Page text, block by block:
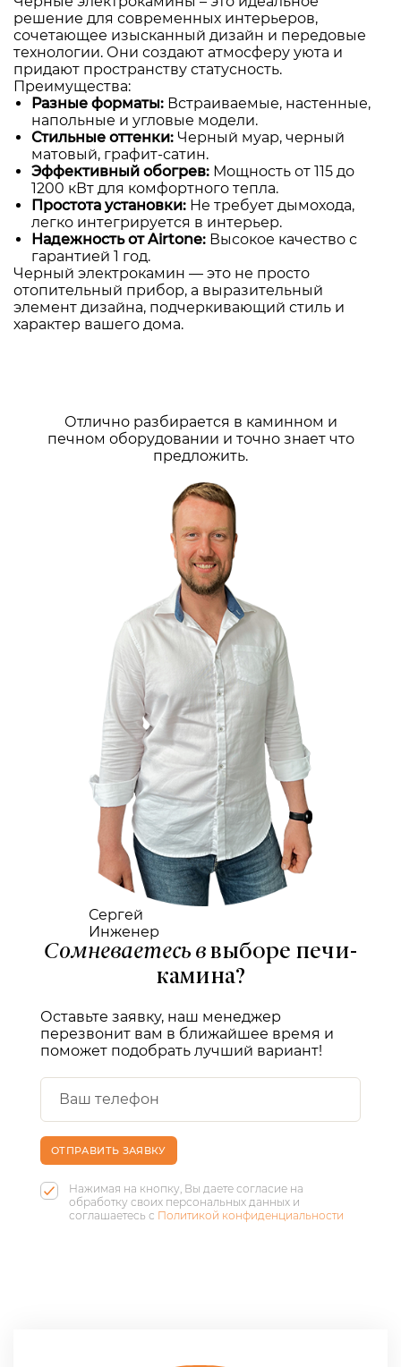
решение для современных интерьеров,
сочетающее изысканный дизайн и передовые
технологии. Они создают атмосферу уюта и
придают пространству статусность.
Преимущества:
Разные форматы: Встраиваемые, настенные,
напольные и угловые модели.
Стильные оттенки: Черный муар, черный
матовый, графит-сатин.
Эффективный обогрев: Мощность от 115 до
1200 кВт для комфортного тепла.
Простота установки: Не требует дымохода,
легко интегрируется в интерьер.
Надежность от Airtone: Высокое качество с
гарантией 1 год.
Черный электрокамин — это не просто
отопительный прибор, а выразительный
элемент дизайна, подчеркивающий стиль и
характер вашего дома.
Отлично разбирается в каминном и
печном оборудовании и точно знает что
предложить.
Сергей
Инженер
Сомневаетесь в выборе печи-
камина?
Оставьте заявку, наш менеджер
перезвонит вам в ближайшее время и
поможет подобрать лучший вариант!
ОТПРАВИТЬ ЗАЯВКУ
Нажимая на кнопку, Вы даете согласие на
обработку своих персональных данных и
соглашаетесь с Политикой конфиденциальности